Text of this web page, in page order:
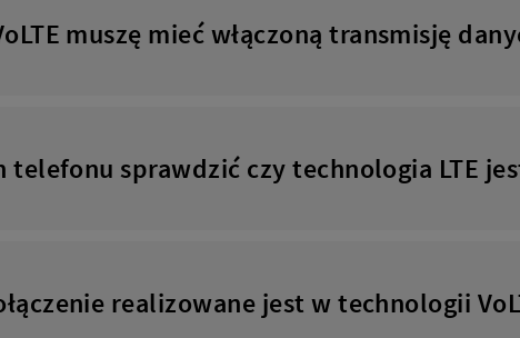
muszę mieć włączoną transmisję
telefonu sprawdzić czy technologia LTE
realizowane jest w technologii